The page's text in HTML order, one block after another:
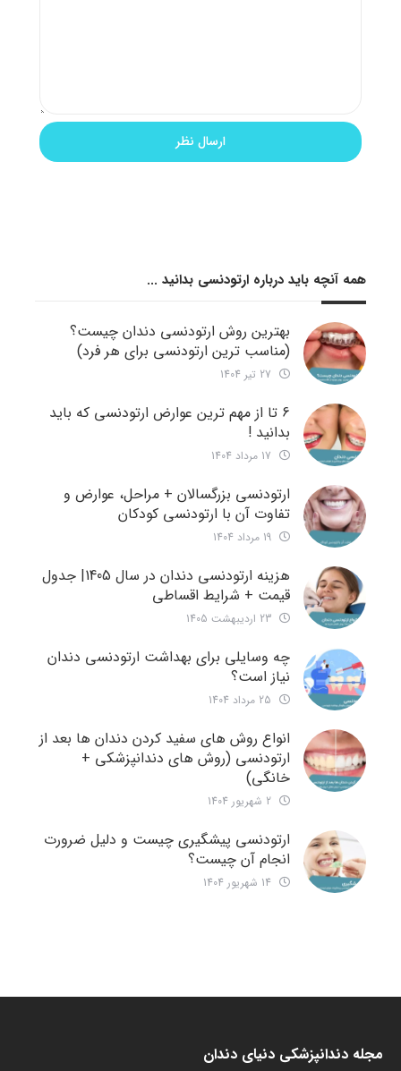
همه آنچه باید درباره ارتودنسی بدانید ...
بهترین روش ارتودنسی دندان چیست؟
(مناسب ترین ارتودنسی برای هر فرد)
6 تا از مهم ترین عوارض ارتودنسی که باید
بدانید !
ارتودنسی بزرگسالان + مراحل، عوارض و
تفاوت آن با ارتودنسی کودکان
هزینه ارتودنسی دندان در سال 1405| جدول
قیمت + شرایط اقساطی
چه وسایلی برای بهداشت ارتودنسی دندان
نیاز است؟
انواع روش های سفید کردن دندان ها بعد از
ارتودنسی (روش های دندانپزشکی +
خانگی)
ارتودنسی پیشگیری چیست و دلیل ضرورت
انجام آن چیست؟
مجله دندانپزشکی دنیای دندان